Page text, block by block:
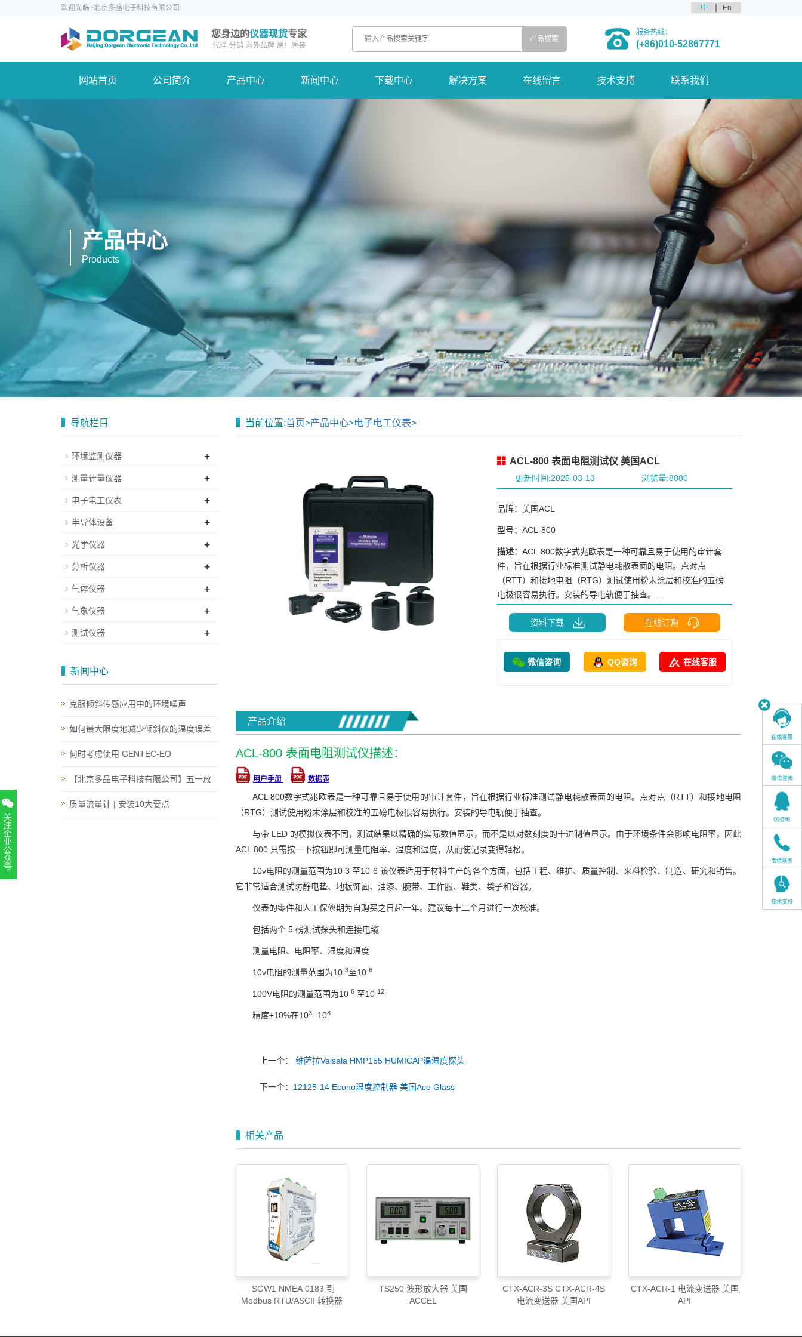
欢迎光临~北京多晶电子科技有限公司 中 En
您身边的仪器现货专家
代理 分销 海外品牌 原厂原装
服务热线：
(+86)010-52867771
网站首页 公司简介 产品中心 新闻中心 下载中心 解决方案 在线留言 技术支持 联系我们
产品中心
Products
当前位置:首页>产品中心>电子电工仪表>
ACL-800 表面电阻测试仪 美国ACL
更新时间:2025-03-13 浏览量:8080
品牌：美国ACL
型号：ACL-800
描述：ACL 800数字式兆欧表是一种可靠且易于使用的审计套
件，旨在根据行业标准测试静电耗散表面的电阻。点对点
（RTT）和接地电阻（RTG）测试使用粉末涂层和校准的五磅
电极很容易执行。安装的导电轨便于抽查。...
资料下载 在线订购
微信咨询 QQ咨询 在线客服
产品介绍
ACL-800 表面电阻测试仪描述：
用户手册 数据表
ACL 800数字式兆欧表是一种可靠且易于使用的审计套件，旨在根据行业标准测试静电耗散表面的电阻。点对点（RTT）和接地电阻
（RTG）测试使用粉末涂层和校准的五磅电极很容易执行。安装的导电轨便于抽查。
与带 LED 的模拟仪表不同，测试结果以精确的实际数值显示，而不是以对数刻度的十进制值显示。由于环境条件会影响电阻率，因此
ACL 800 只需按一下按钮即可测量电阻率、温度和湿度，从而使记录变得轻松。
10v电阻的测量范围为10 3 至10 6 该仪表适用于材料生产的各个方面，包括工程、维护、质量控制、来料检验、制造、研究和销售。
它非常适合测试防静电垫、地板饰面、油漆、腕带、工作服、鞋类、袋子和容器。
仪表的零件和人工保修期为自购买之日起一年。建议每十二个月进行一次校准。
包括两个 5 磅测试探头和连接电缆
测量电阻、电阻率、湿度和温度
10v电阻的测量范围为10 3至10 6
100V电阻的测量范围为10 6至10 12
精度±10%在103- 108
上一个： 维萨拉Vaisala HMP155 HUMICAP温湿度探头
下一个： 12125-14 Econo温度控制器 美国Ace Glass
相关产品
SGW1 NMEA 0183 到
Modbus RTU/ASCII 转换器
TS250 波形放大器 美国
ACCEL
CTX-ACR-3S CTX-ACR-4S
电流变送器 美国API
CTX-ACR-1 电流变送器 美国
API
导航栏目
环境监测仪器 +
测量计量仪器 +
电子电工仪表 +
半导体设备 +
光学仪器 +
分析仪器 +
气体仪器 +
气象仪器 +
测试仪器 +
新闻中心
克服倾斜传感应用中的环境噪声
如何最大限度地减少倾斜仪的温度误差
何时考虑使用 GENTEC-EO
【北京多晶电子科技有限公司】五一放
质量流量计 | 安装10大要点
扫一扫，关注官方账号